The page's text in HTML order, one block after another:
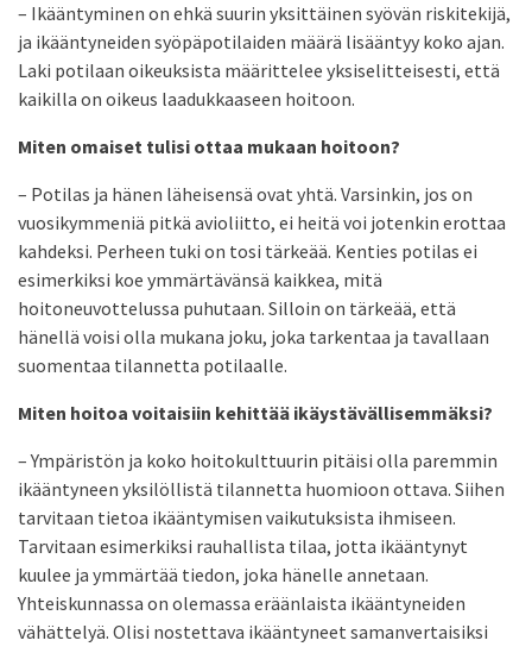
– Ikääntyminen on ehkä suurin yksittäinen syövän riskitekijä,
ja ikääntyneiden syöpäpotilaiden määrä lisääntyy koko ajan.
Laki potilaan oikeuksista määrittelee yksiselitteisesti, että
kaikilla on oikeus laadukkaaseen hoitoon.
Miten omaiset tulisi ottaa mukaan hoitoon?
– Potilas ja hänen läheisensä ovat yhtä. Varsinkin, jos on
vuosikymmeniä pitkä avioliitto, ei heitä voi jotenkin erottaa
kahdeksi. Perheen tuki on tosi tärkeää. Kenties potilas ei
esimerkiksi koe ymmärtävänsä kaikkea, mitä
hoitoneuvottelussa puhutaan. Silloin on tärkeää, että
hänellä voisi olla mukana joku, joka tarkentaa ja tavallaan
suomentaa tilannetta potilaalle.
Miten hoitoa voitaisiin kehittää ikäystävällisemmäksi?
– Ympäristön ja koko hoitokulttuurin pitäisi olla paremmin
ikääntyneen yksilöllistä tilannetta huomioon ottava. Siihen
tarvitaan tietoa ikääntymisen vaikutuksista ihmiseen.
Tarvitaan esimerkiksi rauhallista tilaa, jotta ikääntynyt
kuulee ja ymmärtää tiedon, joka hänelle annetaan.
Yhteiskunnassa on olemassa eräänlaista ikääntyneiden
vähättelyä. Olisi nostettava ikääntyneet samanvertaisiksi